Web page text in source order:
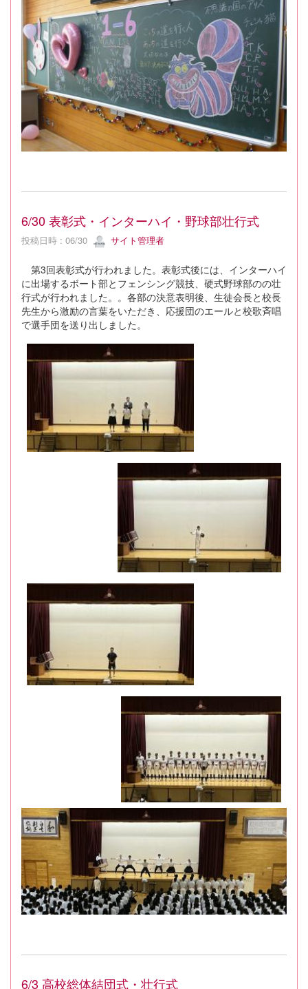
6/30 表彰式・インターハイ・野球部壮行式
投稿日時 : 06/30 サイト管理者
第3回表彰式が行われました。表彰式後には、インターハイ
に出場するボート部とフェンシング競技、硬式野球部のの壮
行式が行われました。。各部の決意表明後、生徒会長と校長
先生から激励の言葉をいただき、応援団のエールと校歌斉唱
で選手団を送り出しました。
6/3 高校総体結団式・壮行式